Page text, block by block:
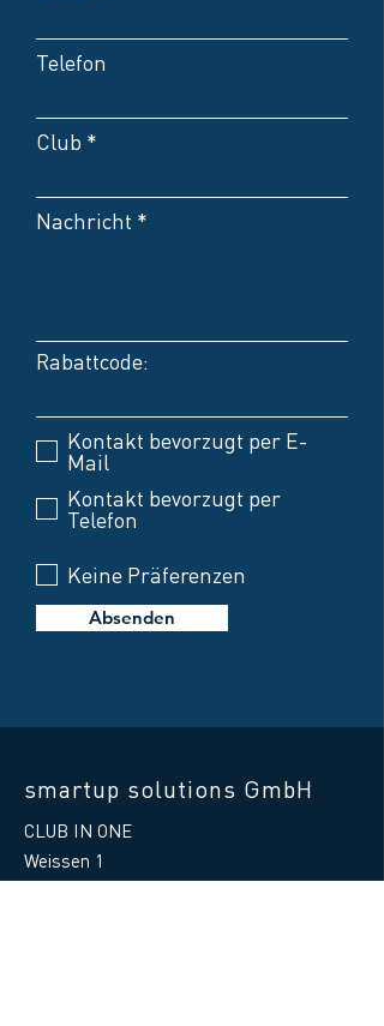
Telefon
Club
Nachricht
Rabattcode:
Kontakt bevorzugt per E-
Mail
Kontakt bevorzugt per
Telefon
Keine Präferenzen
Absenden
smartup solutions GmbH
CLUB IN ONE
Weissen 1